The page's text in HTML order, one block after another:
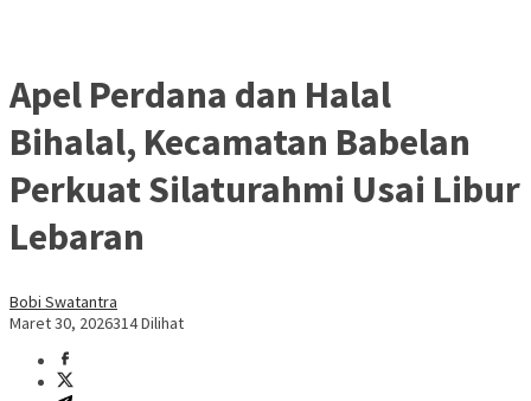
Apel Perdana dan Halal
Bihalal, Kecamatan Babelan
Perkuat Silaturahmi Usai Libur
Lebaran
Bobi Swatantra
Maret 30, 2026314 Dilihat